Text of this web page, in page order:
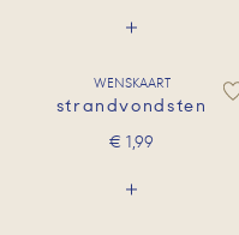
WENSKAART
strandvondsten
€ 1,99